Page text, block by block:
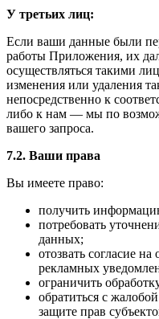
У третьих лиц:
Если ваши данные были
работы Приложения, их
осуществляться такими
изменения или удаления
непосредственно к
либо к нам — мы по
вашего запроса.
7.2. Ваши права
Вы имеете право:
получить
потребовать
данных;
отозвать согласие
рекламных
ограничить
обратиться с
защите прав